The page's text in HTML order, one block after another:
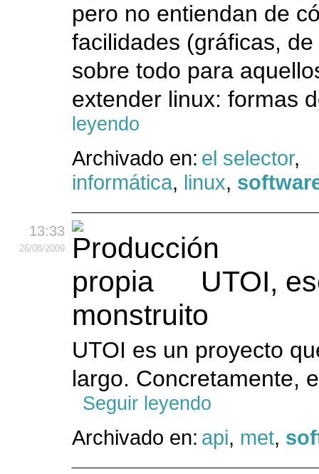
pero no entiendan de
facilidades (gráficas,
sobre todo para
extender linux: formas
leyendo
Archivado en: el selector,
informática, linux,
13:33
26/08/2009
UTOI,
monstruito
UTOI es un proyecto
largo. Concretamente,
Seguir leyendo
Archivado en: api, met,